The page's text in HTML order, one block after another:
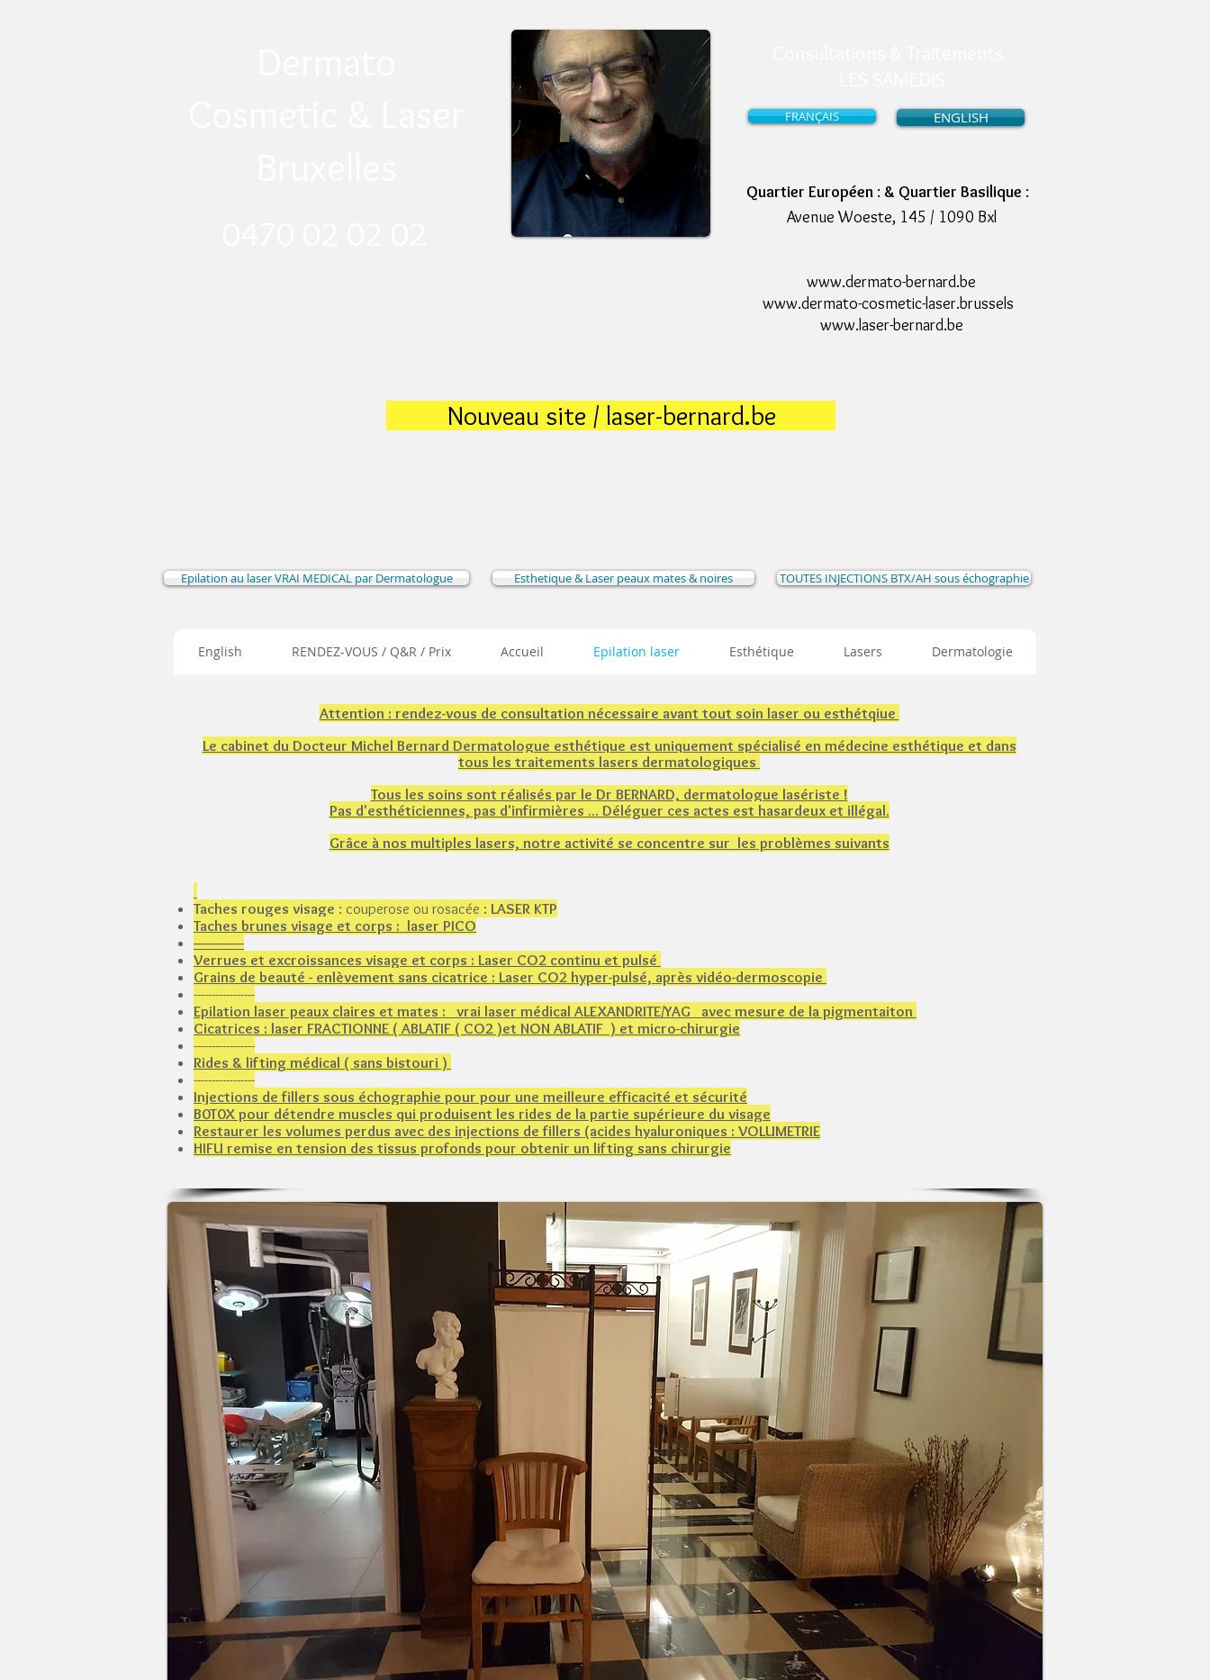
FRANÇAIS ENGLISH
Quartier Européen : & Quartier Basilique :
Avenue Woeste, 145 / 1090 Bxl
www.dermato-bernard.be
www.dermato-cosmetic-laser.brussels
www.laser-bernard.be
Nouveau site / laser-bernard.be
Epilation au laser VRAI MEDICAL par Dermatologue Esthetique & Laser peaux mates & noires TOUTES INJECTIONS BTX/AH sous échographie
English RENDEZ-VOUS / Q&R / Prix Accueil Epilation laser Esthétique Lasers Dermatologie
Attention : rendez-vous de consultation nécessaire avant tout soin laser ou esthétqiue
Le cabinet du Docteur Michel Bernard Dermatologue esthétique est uniquement spécialisé en médecine esthétique et dans
tous les traitements lasers dermatologiques
Tous les soins sont réalisés par le Dr BERNARD, dermatologue lasériste !
Pas d'esthéticiennes, pas d'infirmières ... Déléguer ces actes est hasardeux et illégal.
Grâce à nos multiples lasers, notre activité se concentre sur les problèmes suivants
Taches rouges visage : couperose ou rosacée : LASER KTP
Taches brunes visage et corps : laser PICO
--------------​
Verrues et excroissances visage et corps : Laser CO2 continu et pulsé
Grains de beauté - enlèvement sans cicatrice : Laser CO2 hyper-pulsé, après vidéo-dermoscopie
-----------------
Epilation laser peaux claires et mates : vrai laser médical ALEXANDRITE/YAG avec mesure de la pigmentaiton
Cicatrices : laser FRACTIONNE ( ABLATIF ( CO2 )et NON ABLATIF ) et micro-chirurgie
-----------------
Rides & lifting médical ( sans bistouri )
-----------------
Injections de fillers sous échographie pour pour une meilleure efficacité et sécurité
B0T0X pour détendre muscles qui produisent les rides de la partie supérieure du visage
Restaurer les volumes perdus avec des injections de fillers (acides hyaluroniques​ : VOLUMETRIE
HIFU remise en tension des tissus profonds pour obtenir un lifting sans chirurgie